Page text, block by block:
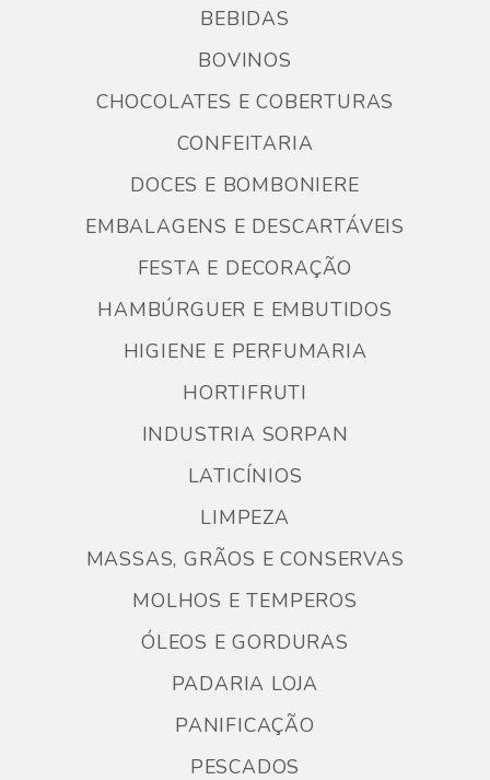
BEBIDAS
BOVINOS
CHOCOLATES E COBERTURAS
CONFEITARIA
DOCES E BOMBONIERE
EMBALAGENS E DESCARTÁVEIS
FESTA E DECORAÇÃO
HAMBÚRGUER E EMBUTIDOS
HIGIENE E PERFUMARIA
HORTIFRUTI
INDUSTRIA SORPAN
LATICÍNIOS
LIMPEZA
MASSAS, GRÃOS E CONSERVAS
MOLHOS E TEMPEROS
ÓLEOS E GORDURAS
PADARIA LOJA
PANIFICAÇÃO
PESCADOS